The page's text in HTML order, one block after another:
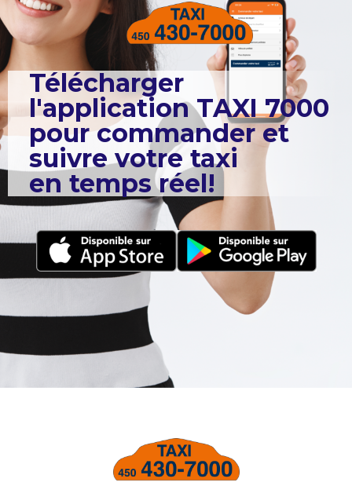
Télécharger
l'application TAXI 7000
pour commander et
suivre votre taxi
en temps réel!